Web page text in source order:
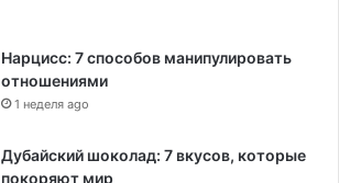
Нарцисс: 7 способов манипулировать
отношениями
1 неделя ago
Дубайский шоколад: 7 вкусов, которые
покоряют мир